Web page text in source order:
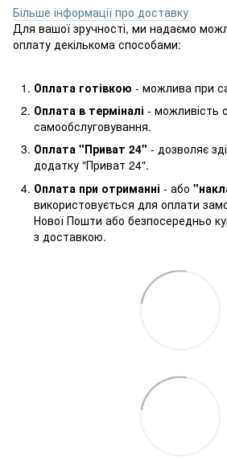
Більше інформації про доставку
Для вашої зручності, ми надаємо
оплату декількома способами:
Оплата готівкою - можлива при
Оплата в терміналі - можливість
самообслуговування.
Оплата "Приват 24" - дозволяє
додатку "Приват 24".
Оплата при отриманні - або
використовується для оплати
Нової Пошти або безпосередньо
з доставкою.